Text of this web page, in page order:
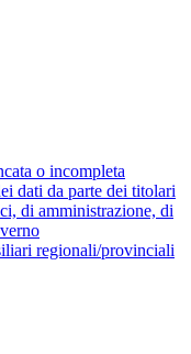
o incompleta
dati da parte dei titolari
di amministrazione, di
regionali/provinciali